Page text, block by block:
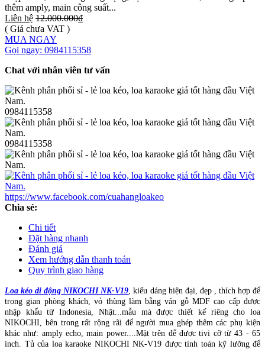
thêm amply, main công suất...
Liên hệ 12.000.000₫
( Giá chưa VAT )
MUA NGAY
Gọi ngay: 0984115358
Chat với nhân viên tư vấn
0984115358
0984115358
https://www.facebook.com/cuahangloakeo
Chia sẻ:
Chi tiết
Đặt hàng nhanh
Đánh giá
Xem hướng dẫn thanh toán
Quy trình giao hàng
Loa kéo di động NIKOCHI NK-V19 , kiếu dáng hiện đại, đẹp , thích hợp để
trong gian phòng khách, vỏ thùng làm bằng ván gỗ MDF cao cấp được
nhập khẩu từ Indonesia, Nhật...mẫu mà được thiết kế riêng cho loa
NIKOCHI, bên trong rất rộng rãi để người mua ghép thêm các phụ kiện
khác như: amply echo, main power....Mặt trên để được tivi cỡ từ 43 - 65
inch. Tủ của loa karaoke NIKOCHI NK-V19 được tính toán kỹ lưỡng để